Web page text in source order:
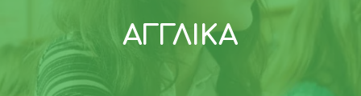
ΑΓΓΛΙΚΑ